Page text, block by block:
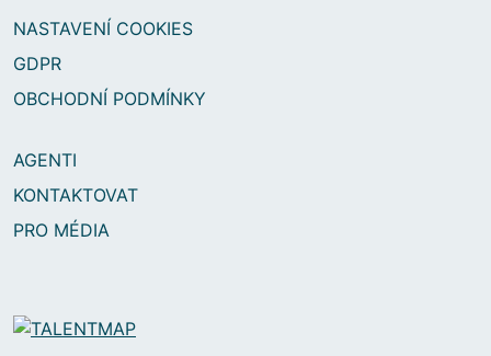
NASTAVENÍ COOKIES
GDPR
OBCHODNÍ PODMÍNKY
AGENTI
KONTAKTOVAT
PRO MÉDIA